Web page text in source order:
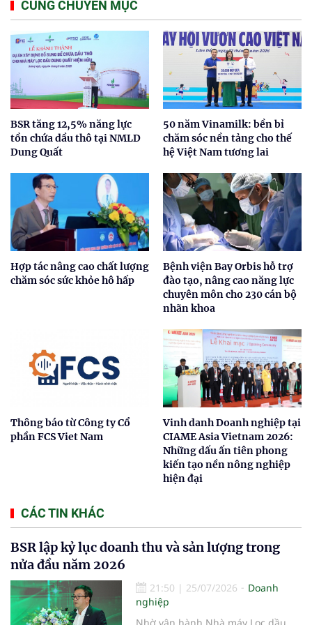
CÙNG CHUYÊN MỤC
BSR tăng 12,5% năng lực
tồn chứa dầu thô tại NMLD
Dung Quất
50 năm Vinamilk: bền bỉ
chăm sóc nền tảng cho thế
hệ Việt Nam tương lai
Hợp tác nâng cao chất lượng
chăm sóc sức khỏe hô hấp
Bệnh viện Bay Orbis hỗ trợ
đào tạo, nâng cao năng lực
chuyên môn cho 230 cán bộ
nhãn khoa
Thông báo từ Công ty Cổ
phần FCS Viet Nam
Vinh danh Doanh nghiệp tại
CIAME Asia Vietnam 2026:
Những dấu ấn tiên phong
kiến tạo nền nông nghiệp
hiện đại
CÁC TIN KHÁC
BSR lập kỷ lục doanh thu và sản lượng trong
nửa đầu năm 2026
21:50 | 25/07/2026
Doanh
nghiệp